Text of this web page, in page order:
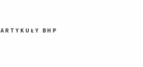
ARTYKUŁY BHP